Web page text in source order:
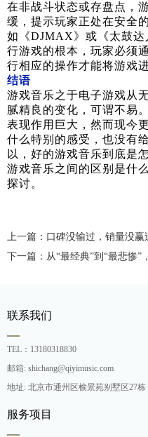
在非战斗状态或存盘点，
缓，提示玩家正处在安全
如《DJMAX》或《太鼓
行游戏的根本，玩家必须
行相应的操作才能将游戏
结语
游戏音乐之于电子游戏从
腻精良的变化，可谓不易
表现作用巨大，然而现今
什么特别的感受，也没有
以，好的游戏音乐到底是
游戏音乐之间的区别是什
探讨。
上一篇：口碑没输过，销量没
下一篇：从“最经典”到“最悲惨”
联系我们
TEL：13180318830
邮箱: shichang@qiyimusic.com
地址: 北京市通州区榆景苑别墅区27栋
服务项目